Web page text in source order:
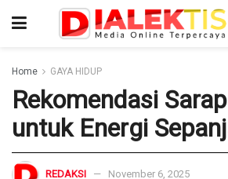
Home GAYA HIDUP
Rekomendasi
untuk Energi
REDAKSI November 6, 2025